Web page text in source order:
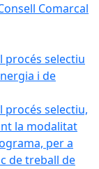
Comarcal
procés selectiu
i de
procés selectiu,
la modalitat
per a
de treball de